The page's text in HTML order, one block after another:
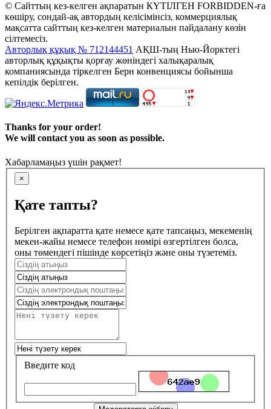
© Сайттың кез-келген ақпаратын КҮТІЛГЕН FORBIDDEN-ға
көшіру, сондай-ақ автордың келісімінсіз, коммерциялық
мақсатта сайттың кез-келген материалын пайдалану көзін
сілтемесіз.
Авторлық құқық № 712144451 АҚШ-тың Нью-Йорктегі
авторлық құқықты қорғау жөніндегі халықаралық
компаниясында тіркелген Берн конвенциясы бойынша
кепілдік берілген.
Thanks for your order!
We will contact you as soon as possible.
Хабарламаңыз үшін рақмет!
×
Қате тапты?
Берілген ақпаратта қате немесе қате тапсаңыз, мекеменің
мекен-жайы немесе телефон нөмірі өзгертілген болса,
оны төмендегі пішінде көрсетіңіз және оны түзетеміз.
Введите код